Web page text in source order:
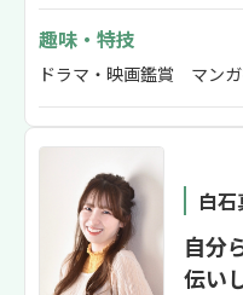
趣味・特技
ドラマ・映画鑑賞 マン
白
自分
伝い